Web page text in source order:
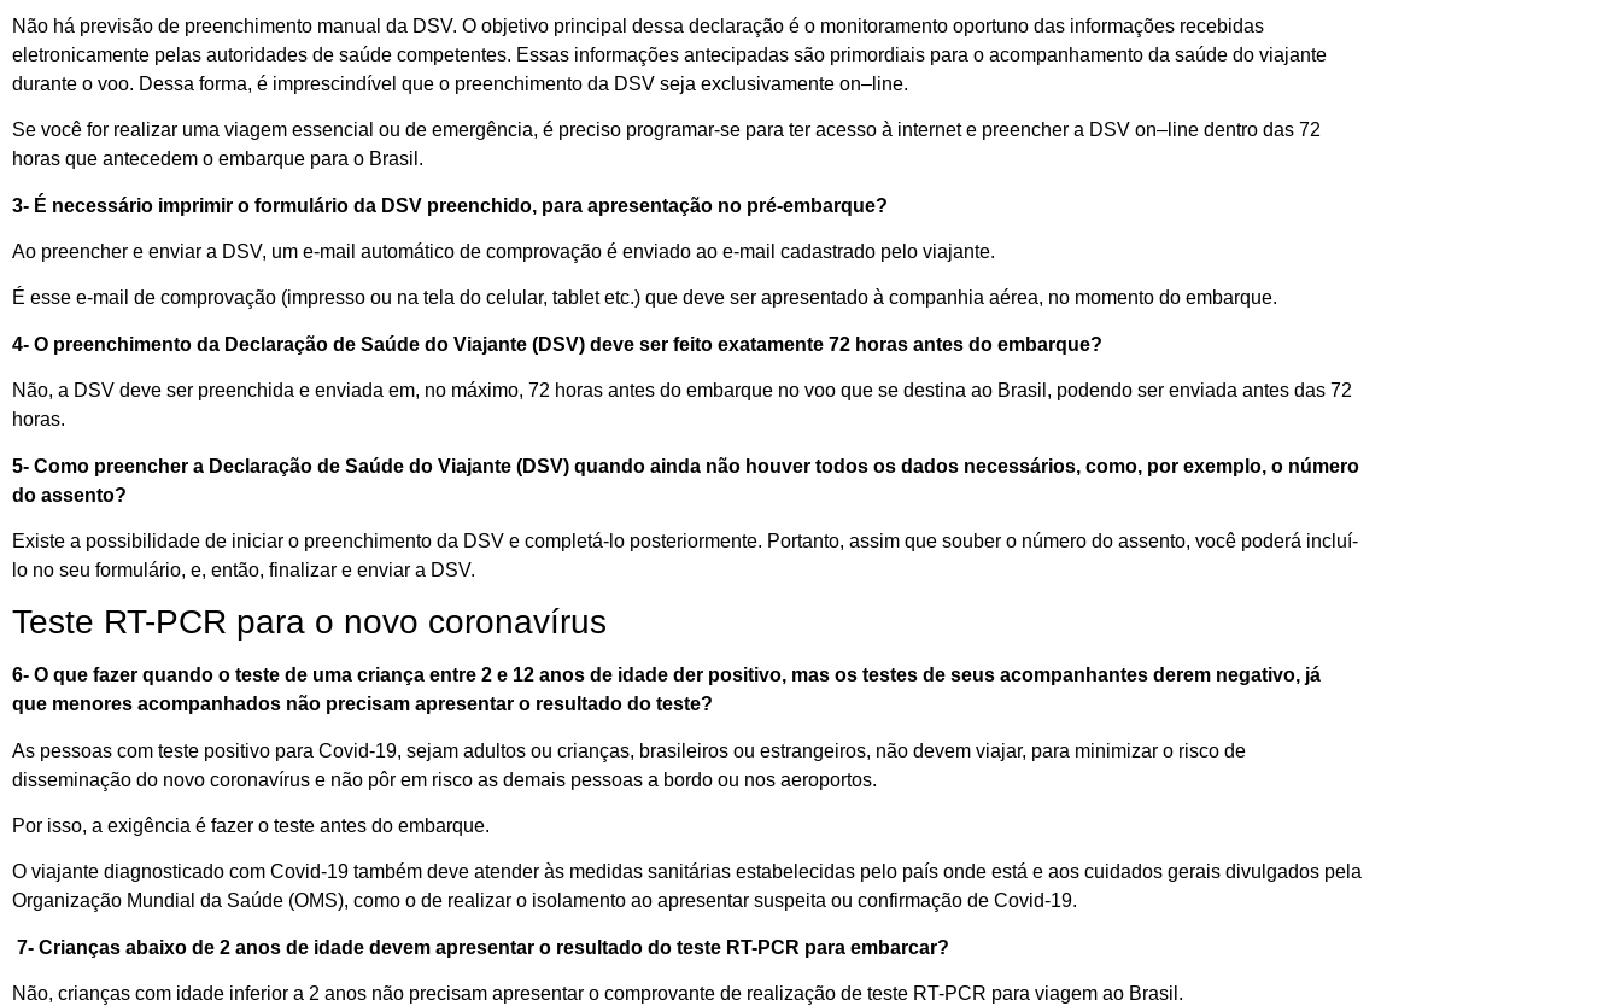
Não há previsão de preenchimento manual da DSV. O objetivo principal dessa declaração é o monitoramento oportuno das informações recebidas
eletronicamente pelas autoridades de saúde competentes. Essas informações antecipadas são primordiais para o acompanhamento da saúde do viajante
durante o voo. Dessa forma, é imprescindível que o preenchimento da DSV seja exclusivamente on– line.
Se você for realizar uma viagem essencial ou de emergência, é preciso programar-se para ter acesso à internete preencher a DSV on– line dentro das 72
horas que antecedem o embarque para o Brasil .
3- É necessário imprimir o formulário da DSV preenchido, para apresentação no pré-embarque?
Ao preencher e enviar a DSV, um e-mail automático de comprovação é enviado ao e-mail cadastrado pelo viajante.
É esse e-mail de comprovação (impresso ou na tela do celular, tablet etc.) que deve ser apresentado à companhia aérea, no momento do embarque.
4- O preenchimento da Declaração de Saúde do Viajante (DSV) deve ser feito exatamente 72 horas antes do embarque?
Não, a DSV deve ser preenchida e enviada em, no máximo, 72 horas antes do embarque no voo que se destina ao Brasil , podendo ser enviada antes das 72
horas.
5- Como preencher a Declaração de Saúde do Viajante (DSV) quando ainda não houver todos os dados necessários, como, por exemplo, o número
do assento?
Existe a possibilidade de iniciar o preenchimento da DSV e completá-lo posteriormente. Portanto, assim que souber o número do assento, você poderá incluí-
lo no seu formulário, e, então, finalizar e enviar a DSV.
Teste RT-PCR para o novo coronavírus
6- O que fazer quando o teste de uma criança entre 2 e 12 anos de idade der positivo, mas os testes de seus acompanhantes derem negativo, já
que menores acompanhados não precisam apresentar o resultado do teste?
As pessoas com teste positivo para Covid-19, sejam adultos ou crianças, brasileiros ou estrangeiros, não devem viajar, para minimizar o risco de
disseminação do novo coronavírus e não pôr em risco as demais pessoas a bordo ou nos aeroportos.
Por isso, a exigência é fazer o teste antes do embarque.
O viajante diagnosticado com Covid-19 também deve atender às medidas sanitárias estabelecidas pelo país onde está e aos cuidados gerais divulgados pela
Organização Mundial da Saúde (OMS), como o de realizar o isolamento ao apresentar suspeita ou confirmação de Covid-19.
7- Crianças abaixo de 2 anos de idade devem apresentar o resultado do teste RT-PCR para embarcar?
Não, crianças com idade inferior a 2 anos não precisam apresentar o comprovante de realização de teste RT-PCR para viagem ao Brasil.